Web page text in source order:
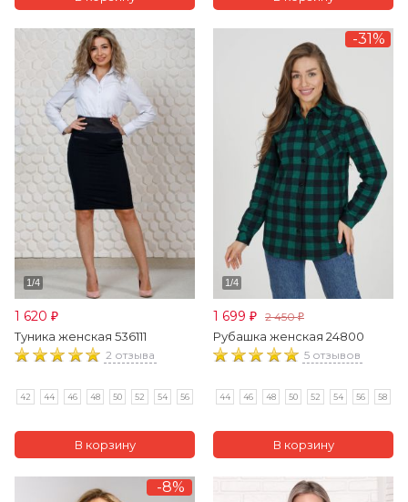
1 620 ₽
Туника женская 536111
2 отзыва
42 44 46 48 50 52 54 56
-31%
1 699 ₽ 2 450₽
Рубашка женская 24800
5 отзывов
44 46 48 50 52 54 56 58
-8%